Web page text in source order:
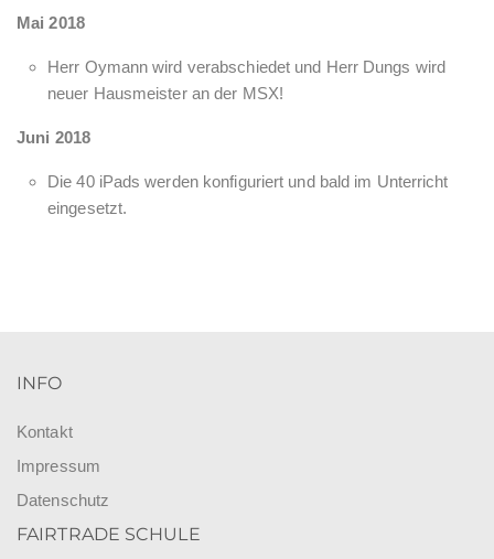
Mai 2018
Herr Oymann wird verabschiedet und Herr Dungs wird
neuer Hausmeister an der MSX!
Juni 2018
Die 40 iPads werden konfiguriert und bald im Unterricht
eingesetzt.
INFO
Kontakt
Impressum
Datenschutz
FAIRTRADE SCHULE